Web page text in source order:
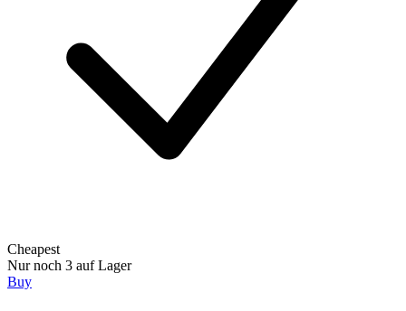
Cheapest
Nur noch 3 auf Lager
Buy